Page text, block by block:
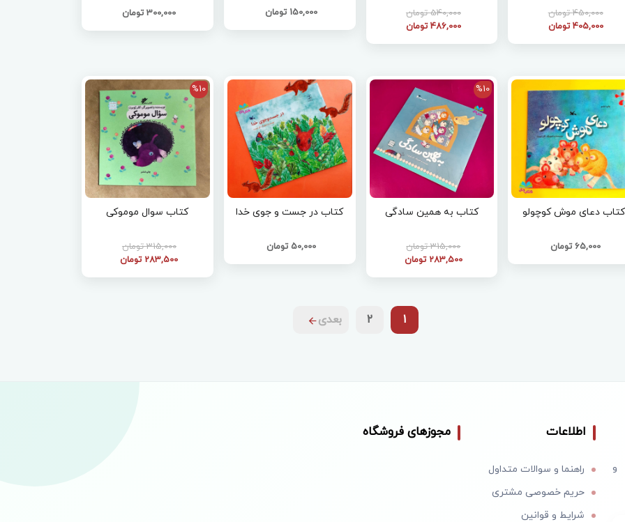
450,000 تومان
405,000 تومان
540,000 تومان
486,000 تومان
150,000 تومان
داستان حدیث تصویر)
300,000 تومان
کتاب دعای موش کوچولو
65,000 تومان
%10
کتاب به همین سادگی
315,000 تومان
283,500 تومان
کتاب در جست و جوی خدا
50,000 تومان
%10
کتاب سوال موموکی
315,000 تومان
283,500 تومان
1
2 بعدی
و
اطلاعات
راهنما و سوالات متداول
حریم خصوصی مشتری
شرایط و قوانین
مجوزهای فروشگاه